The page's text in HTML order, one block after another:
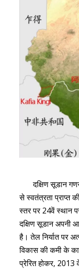
दक्षिण सूडान
से स्वतंत्रता प्राप्त
स्तर पर 24वें स्थान
दक्षिण सूडान अपनी
है। तेल निर्यात पर
विकास की कमी के
प्रेरित होकर, 2013